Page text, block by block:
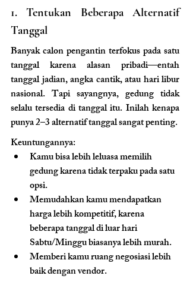
1. Tentukan Beberapa Alternatif
Tanggal
Banyak calon pengantin terfokus pada satu
tanggal karena alasan pribadi—entah
tanggal jadian, angka cantik, atau hari libur
nasional. Tapi sayangnya, gedung tidak
selalu tersedia di tanggal itu. Inilah kenapa
punya 2–3 alternatif tanggal sangat penting.
Keuntungannya:
Kamu bisa lebih leluasa memilih
gedung karena tidak terpaku pada satu
opsi.
Memudahkan kamu mendapatkan
harga lebih kompetitif, karena
beberapa tanggal di luar hari
Sabtu/Minggu biasanya lebih murah.
Memberi kamu ruang negosiasi lebih
baik dengan vendor.